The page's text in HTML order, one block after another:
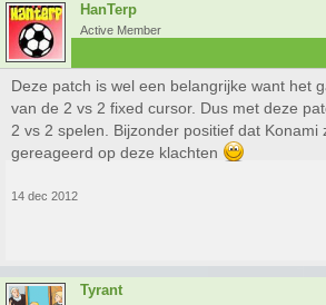
HanTerp
Active Member
Deze patch is wel een belangrijke want het
van de 2 vs 2 fixed cursor. Dus met deze
2 vs 2 spelen. Bijzonder positief dat Konami
gereageerd op deze klachten
14 dec 2012
Tyrant